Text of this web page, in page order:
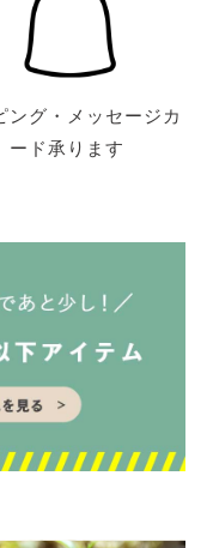
ング・メッセージカ
ード承ります